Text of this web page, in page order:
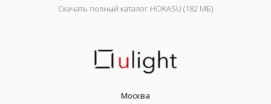
Скачать полный каталог HOKASU (182 МБ)
Москва